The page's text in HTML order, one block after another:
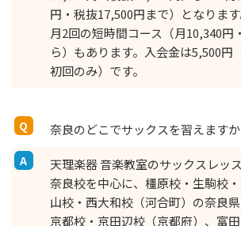
円・税抜17,500円まで）となりま
月2回の短時間コース（月10,340円
ら）もあります。入会金は5,500円
初回のみ）です。
奈良のどこでサックスを習えますか
天理楽器 音楽教室のサックスレッ
奈良校を中心に、橿原校・生駒校
山校・西大和校（河合町）の奈良県
京都校・京田辺校（京都府）、富田